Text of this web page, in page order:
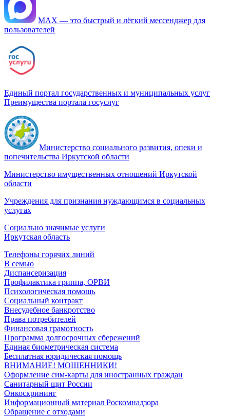
МАХ — это быстрый и лёгкий мессенджер для
пользователей
Единый портал государственных и муниципальных услуг
Преимущества портала госуслуг
Министерство социального развития, опеки и
попечительства Иркутской области
Министерство имущественных отношений Иркутской
области
Учреждения для признания нуждающимся в социальных
услугах
Социально значимые услуги
Иркутская область
Телефоны горячих линий
В семью
Диспансеризация
Профилактика гриппа, ОРВИ
Психологическая помощь
Социальный контракт
Внесудебное банкротство
Права потребителей
Финансовая грамотность
Программа долгосрочных сбережений
Единая биометрическая система
Бесплатная юридическая помощь
ВНИМАНИЕ! МОШЕННИКИ!
Оформление сим-карты для иностранных граждан
Санитарный щит России
Онкоскрининг
Информационный материал Роскомнадзора
Обращение с отходами